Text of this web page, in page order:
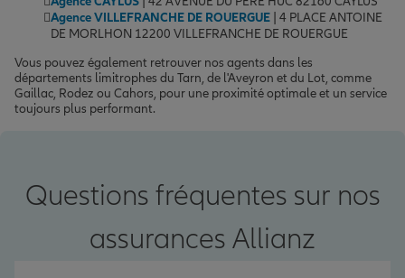
Agence VILLEFRANCHE DE ROUERGUE | 4 PLACE ANTOINE
DE MORLHON 12200 VILLEFRANCHE DE ROUERGUE
Vous pouvez également retrouver nos agents dans les
départements limitrophes du Tarn, de l'Aveyron et du Lot, comme
Gaillac, Rodez ou Cahors, pour une proximité optimale et un service
toujours plus performant.
Questions fréquentes sur nos
assurances Allianz